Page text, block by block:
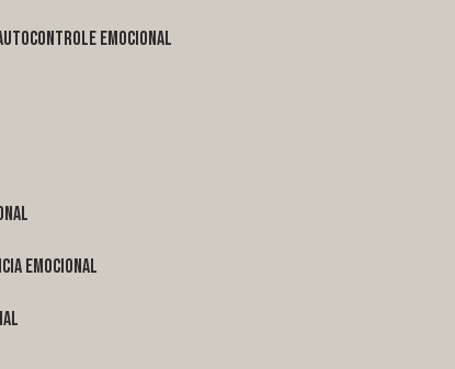
autocontrole emocional
emocional